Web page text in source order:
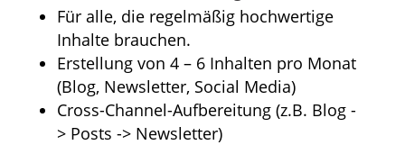
Für alle, die regelmäßig hochwertige
Inhalte brauchen.
Erstellung von 4 – 6 Inhalten pro Monat
(Blog, Newsletter, Social Media)
Cross-Channel-Aufbereitung (z.B. Blog -
> Posts -> Newsletter)